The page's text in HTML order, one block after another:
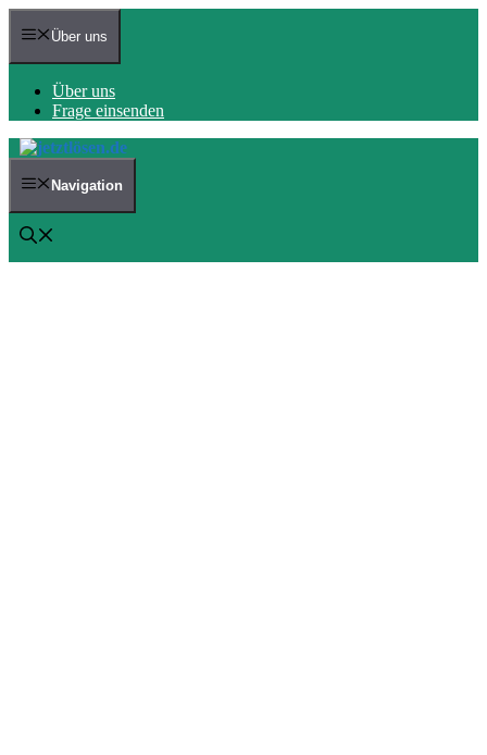
Zum
Inhalt Über uns
Über uns
Frage einsenden
Navigation